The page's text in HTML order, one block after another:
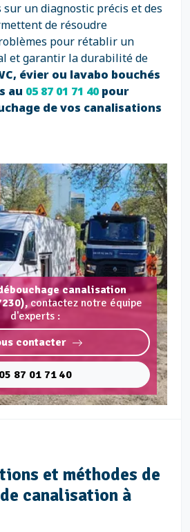
sur un diagnostic précis et des
de résoudre
pour rétablir un
et garantir la durabilité de
évier ou lavabo bouchés
au 05 87 01 71 40pour
de vos canalisations
canalisation
contactez notre équipe
d'experts :
contacter
05 87 01 71 40
et méthodes de
canalisation à